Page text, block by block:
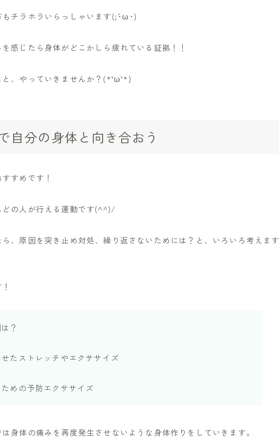
チラホラいらっしゃいます(;´･ω･)
感じたら身体がどこかしら疲れている証拠！！
、やっていきませんか？(*’ω’*)
自分の身体と向き合おう
すめです！
どの人が行える運動です(^^)/
、原因を突き止め対処、繰り返さないためには？と、いろいろ考えます
？
たストレッチやエクササイズ
めの予防エクササイズ
身体の痛みを再度発生させないような身体作りをしていきます。